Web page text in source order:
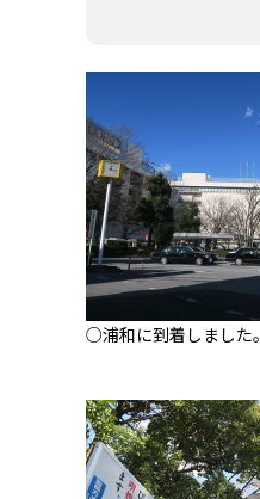
○浦和に到着しました。